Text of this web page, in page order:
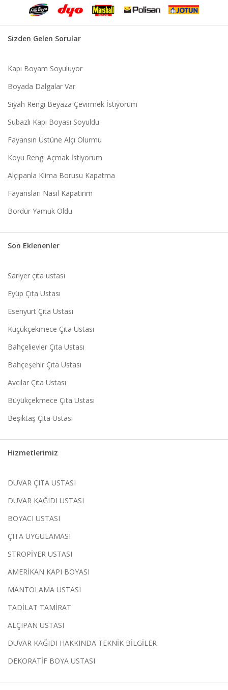
Sizden Gelen Sorular
Kapı Boyam Soyuluyor
Boyada Dalgalar Var
Siyah Rengi Beyaza Çevirmek İstiyorum
Subazlı Kapı Boyası Soyuldu
Fayansın Üstüne Alçı Olurmu
Koyu Rengi Açmak İstiyorum
Alçıpanla Klima Borusu Kapatma
Fayansları Nasıl Kapatırım
Bordür Yamuk Oldu
Son Eklenenler
Sarıyer çıta ustası
Eyüp Çıta Ustası
Esenyurt Çıta Ustası
Küçükçekmece Çıta Ustası
Bahçelievler Çıta Ustası
Bahçeşehir Çıta Ustası
Avcılar Çıta Ustası
Büyükçekmece Çıta Ustası
Beşiktaş Çıta Ustası
Hizmetlerimiz
DUVAR ÇITA USTASI
DUVAR KAĞIDI USTASI
BOYACI USTASI
ÇITA UYGULAMASI
STROPİYER USTASI
AMERİKAN KAPI BOYASI
MANTOLAMA USTASI
TADİLAT TAMİRAT
ALÇIPAN USTASI
DUVAR KAĞIDI HAKKINDA TEKNİK BİLGİLER
DEKORATİF BOYA USTASI